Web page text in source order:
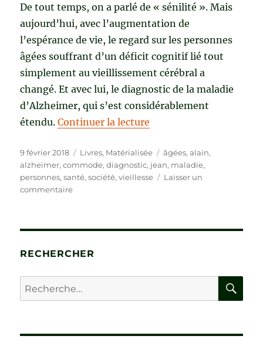
De tout temps, on a parlé de « sénilité ». Mais
aujourd’hui, avec l’augmentation de
l’espérance de vie, le regard sur les personnes
âgées souffrant d’un déficit cognitif lié tout
simplement au vieillissement cérébral a
changé. Et avec lui, le diagnostic de la maladie
d’Alzheimer, qui s’est considérablement
étendu.Continuer la lecture
Publié
le
9 février 2018 Catégories
Livres, Matérialisée Étiquettes
âgées,alain,
alzheimer,commode,diagnostic, jean, maladie,
personnes,santé,société,vieillesse
Laisser un
commentairesur
UNE
de
Alain
Jean
RECHERCHER
Recherche
pour :